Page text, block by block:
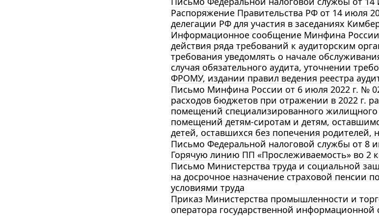
Распоряжение Правительства РФ от 14 июля
делегации РФ для участия в заседаниях
Информационное сообщение Минфина России
действия ряда требований к аудиторским
требования уведомлять о начале
случая обязательного аудита, уточнении
ФРОМУ, издании правил ведения реестра
Письмо Минфина России от 6 июля 2022 г. №
расходов бюджетов при отражении в 2022 г.
помещений специализированного
помещений детям-сиротам и детям,
детей, оставшихся без попечения
Письмо Федеральной налоговой службы от 8
Горячую линию ПП «Прослеживаемость» во 2
Письмо Министерства труда и социальной
на досрочное назначение страховой пенсии
условиями труда
Приказ Министерства промышленности и
оператора государственной